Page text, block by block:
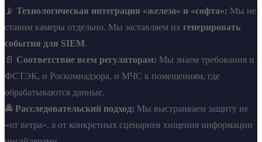
📡 Технологическая интеграция «железа» и «софта»: Мы не
ставим камеры отдельно. Мы заставляем их генерировать
события для SIEM.
📄 Соответствие всем регуляторам: Мы знаем требования и
ФСТЭК, и Роскомнадзора, и МЧС к помещениям, где
обрабатываются данные.
🚔 Расследовательский подход: Мы выстраиваем защиту не
«от ветра», а от конкретных сценариев хищения информации